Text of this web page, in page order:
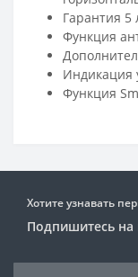
Гарантия 5
Функция
Индикация
Функция
Хотите узнавать
Подпишитесь